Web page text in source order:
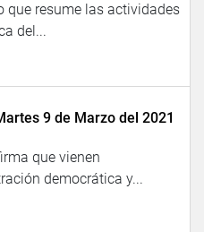
resume las actividades
del...
9 de Marzo del 2021
que vienen
democrática y...